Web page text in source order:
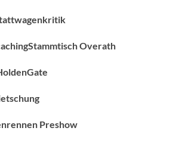
Overath
Preshow